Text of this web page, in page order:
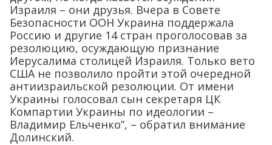
Израиля – они друзья. Вчера в Совете
Безопасности ООН Украина поддержала
Россию и другие 14 стран проголосовав за
резолюцию, осуждающую признание
Иерусалима столицей Израиля. Только вето
США не позволило пройти этой очередной
антиизраильской резолюции. От имени
Украины голосовал сын секретаря ЦК
Компартии Украины по идеологии –
Владимир Ельченко”, – обратил внимание
Долинский.